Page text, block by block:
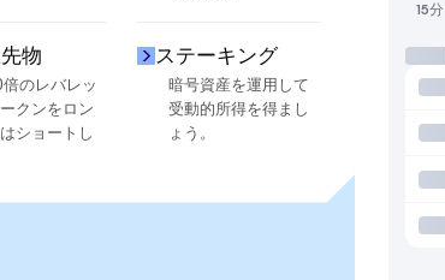
物
のレバレッ
クンをロン
ショートし
ステーキング
暗号資産を運用して
受動的所得を得まし
ょう。
15分